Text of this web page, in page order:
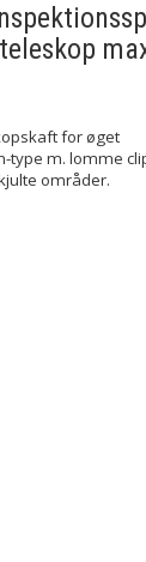
for øget
type m. lomme
områder.